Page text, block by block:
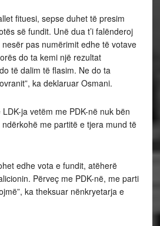
fituesi, sepse duhet të presim
së fundit. Unë dua t’i falënderoj
pas numërimit edhe të votave
do ta kemi një rezultat
të dalim të flasim. Ne do ta
ka deklaruar Osmani.
ja vetëm me PDK-në nuk bën
me partitë e tjera mund të
edhe vota e fundit, atëherë
Përveç me PDK-në, me parti
ka theksuar nënkryetarja e